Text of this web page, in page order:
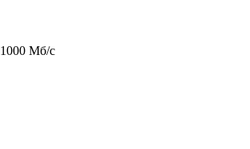
1000 Мб/c